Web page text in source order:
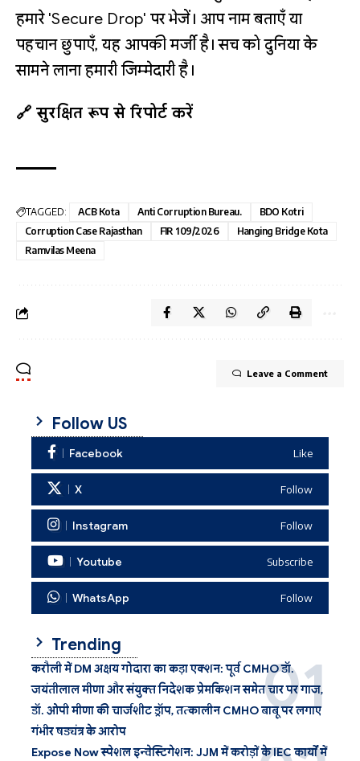
हमारे 'Secure Drop' पर भेजें। आप नाम बताएँ या
पहचान छुपाएँ, यह आपकी मर्जी है। सच को दुनिया के
सामने लाना हमारी जिम्मेदारी है।
🔗 सुरक्षित रूप से रिपोर्ट करें
TAGGED: ACB Kota Anti Corruption Bureau.
BDO Kotri
Corruption Case Rajasthan
FIR 109/2026
Hanging Bridge Kota
Ramvilas Meena
Leave a Comment
Follow US
Facebook Like
X Follow
Instagram Follow
Youtube Subscribe
WhatsApp Follow
Trending
करौली में DM अक्षय गोदारा का कड़ा एक्शन: पूर्व CMHO डॉ.
जयंतीलाल मीणा और संयुक्त निदेशक प्रेमकिशन समेत चार पर गाज,
डॉ. ओपी मीणा की चार्जशीट ड्रॉप, तत्कालीन CMHO बाबू पर लगाए
गंभीर षड्यंत्र के आरोप
Expose Now स्पेशल इन्वेस्टिगेशन: JJM में करोड़ों के IEC कार्यों में